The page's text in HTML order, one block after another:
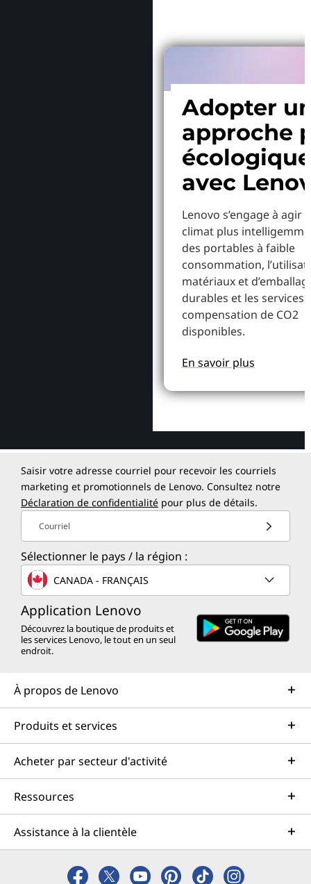
Adopter
approche
écologique
avec
Lenovo s’engage à agir
climat plus
des portables à faible
consommation,
matériaux et
durables et les services
compensation de CO2
disponibles.
En savoir plus
Saisir votre adresse courriel pour recevoir les courriels
marketing et promotionnels de Lenovo. Consultez notre
Déclaration de confidentialité pour plus de détails.
Courriel
Sélectionner le pays / la région :
CANADA - FRANÇAIS
Application Lenovo
Découvrez la boutique de produits et
les services Lenovo, le tout en un seul
endroit.
À propos de Lenovo
Produits et services
Acheter par secteur d'activité
Ressources
Assistance à la clientèle